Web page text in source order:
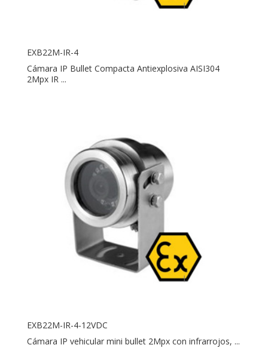
EXB22M-IR-4
Cámara IP Bullet Compacta Antiexplosiva AISI304
2Mpx IR ...
EXB22M-IR-4-12VDC
Cámara IP vehicular mini bullet 2Mpx con infrarrojos, ...